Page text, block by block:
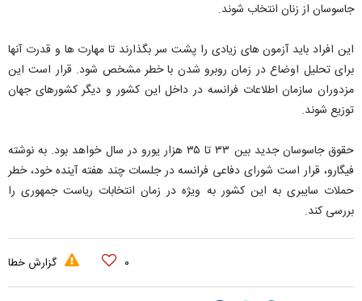
جاسوسان از زنان انتخاب شوند.
این افراد باید آزمون های زیادی را پشت سر بگذارند تا مهارت ها و قدرت آنها
برای تحلیل اوضاع در زمان روبرو شدن با خطر مشخص شود. قرار است این
مزدوران سازمان اطلاعات فرانسه در داخل این کشور و دیگر کشورهای جهان
توزیع شوند.
حقوق جاسوسان جدید بین ۳۳ تا ۳۵ هزار یورو در سال خواهد بود. به نوشته
فیگارو، قرار است شورای دفاعی فرانسه در جلسات چند هفته آینده خود، خطر
حملات سایبری به این کشور به ویژه در زمان انتخابات ریاست جمهوری را
بررسی کند.
۰ گزارش خطا